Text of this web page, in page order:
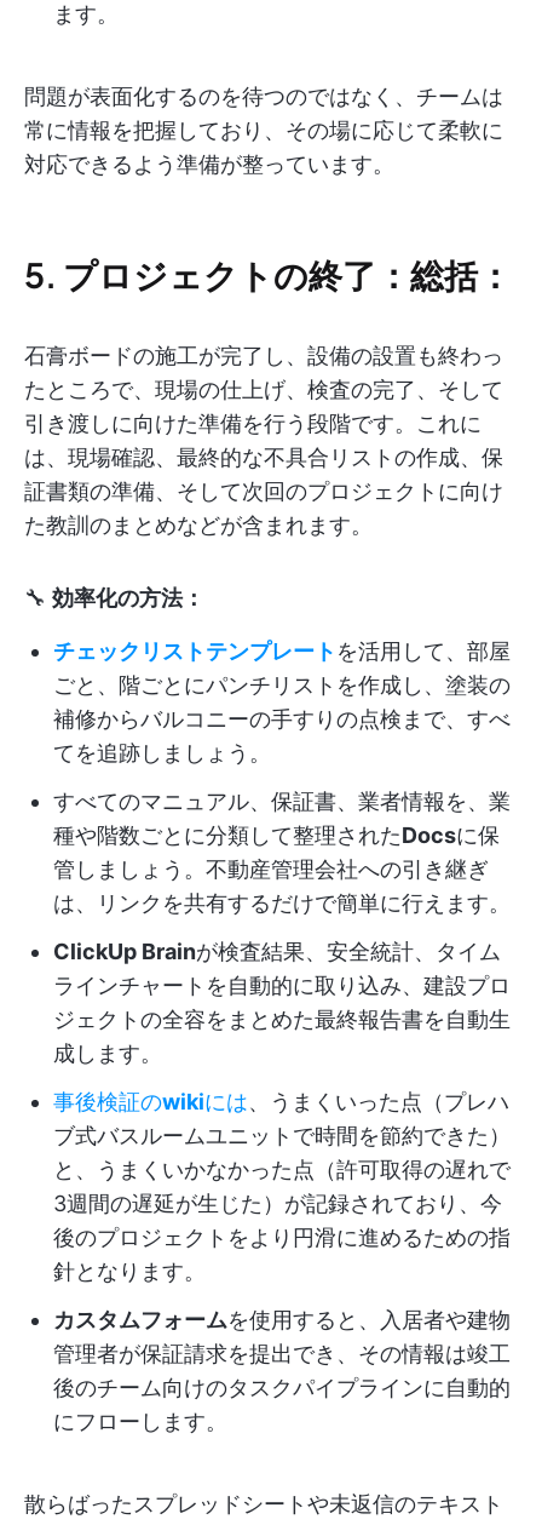
ます。
問題が表面化するのを待つのではなく、チームは
常に情報を把握しており、その場に応じて柔軟に
対応できるよう準備が整っています。
5. プロジェクトの終了：総括：
石膏ボードの施工が完了し、設備の設置も終わっ
たところで、現場の仕上げ、検査の完了、そして
引き渡しに向けた準備を行う段階です。これに
は、現場確認、最終的な不具合リストの作成、保
証書類の準備、そして次回のプロジェクトに向け
た教訓のまとめなどが含まれます。
🔧 効率化の方法：
チェックリストテンプレート を活用して、部屋
ごと、階ごとにパンチリストを作成し、塗装の
補修からバルコニーの手すりの点検まで、すべ
てを追跡しましょう。
すべてのマニュアル、保証書、業者情報を、業
種や階数ごとに分類して整理されたDocsに保
管しましょう。不動産管理会社への引き継ぎ
は、リンクを共有するだけで簡単に行えます。
ClickUp Brainが検査結果、安全統計、タイム
ラインチャートを自動的に取り込み、建設プロ
ジェクトの全容をまとめた最終報告書を自動生
成します。
事後検証のwikiには、うまくいった点（プレハ
ブ式バスルームユニットで時間を節約できた）
と、うまくいかなかった点（許可取得の遅れで
3週間の遅延が生じた）が記録されており、今
後のプロジェクトをより円滑に進めるための指
針となります。
カスタムフォームを使用すると、入居者や建物
管理者が保証請求を提出でき、その情報は竣工
後のチーム向けのタスクパイプラインに自動的
にフローします。
散らばったスプレッドシートや未返信のテキスト